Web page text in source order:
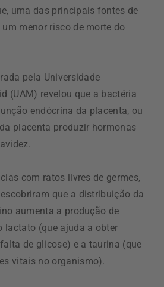
uma das principais fontes de
menor risco de morte do
pela Universidade
(UAM) revelou que a bactéria
endócrina da placenta, ou
placenta produzir hormonas
com ratos livres de germes,
que a distribuição da
aumenta a produção de
lactato (que ajuda a obter
de glicose) e a taurina (que
vitais no organismo).